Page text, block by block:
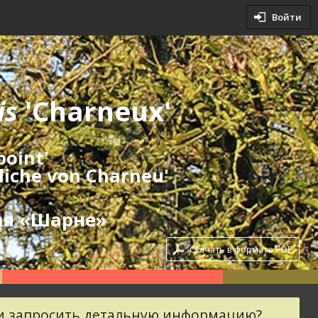
'Charneux'
«Шарне»
von Charneu'
Скачать в формате PDF
Войти